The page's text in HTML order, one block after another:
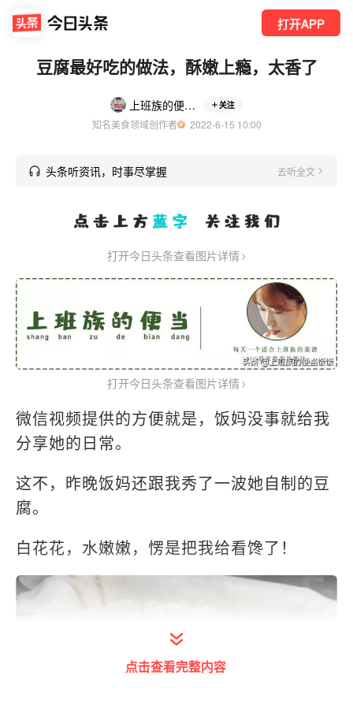
打开APP
豆腐最好吃的做法，酥嫩上瘾，太香了
上班族的便当饭饭 关注
知名美食领域创作者
  2022-6-15 10:00
头条听资讯，时事尽掌握 去听全文
打开今日头条查看图片详情
打开今日头条查看图片详情
微信视频提供的方便就是，饭妈没事就给我
分享她的日常。
这不，昨晚饭妈还跟我秀了一波她自制的豆
腐。
白花花，水嫩嫩，愣是把我给看馋了！
点击查看完整内容